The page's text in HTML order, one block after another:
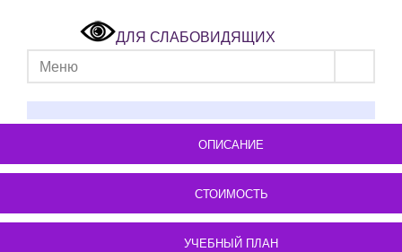
ДЛЯ СЛАБОВИДЯЩИХ
Меню
ОПИСАНИЕ
СТОИМОСТЬ
УЧЕБНЫЙ ПЛАН